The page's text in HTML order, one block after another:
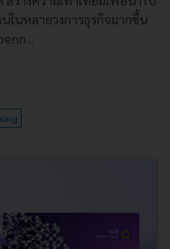
ในหลายวงการธุรกิจมากขึ้น